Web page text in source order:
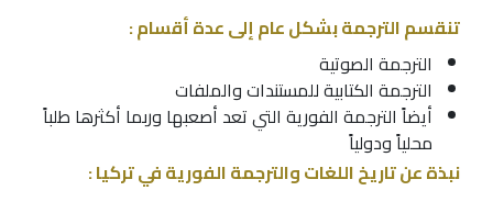
تنقسم الترجمة بشكل عام إلى عدة أقسام :
الترجمة الصوتية
الترجمة الكتابية للمستندات والملفات
أيضاً الترجمة الفورية التي تعد أصعبها وربما أكثرها طلباً
محلياً ودولياً
نبذة عن تاريخ اللغات والترجمة الفورية في تركيا :